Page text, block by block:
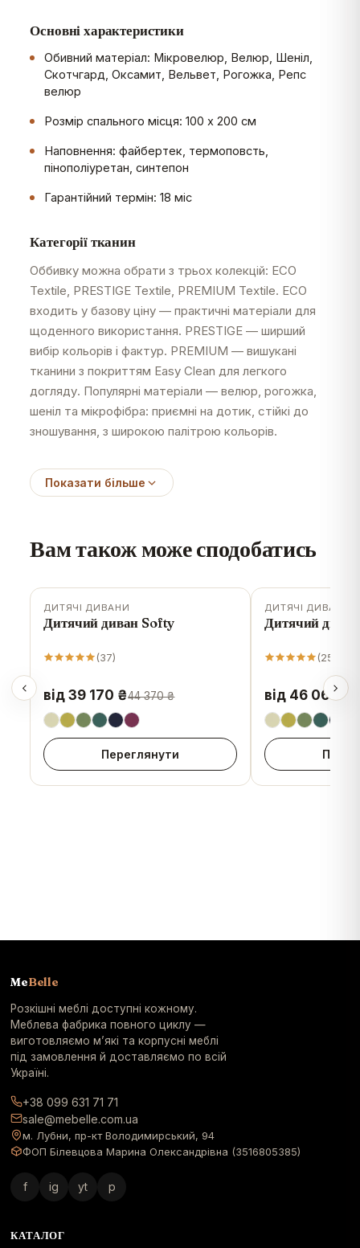
Основні характеристики
Обивний матеріал: Мікровелюр, Велюр, Шеніл,
Скотчгард, Оксамит, Вельвет, Рогожка, Репс
велюр
Розмір спального місця: 100 х 200 см
Наповнення: файбертек, термоповсть,
пінополіуретан, синтепон
Гарантійний термін: 18 міс
Категорії тканин
Оббивку можна обрати з трьох колекцій: ECO
Textile, PRESTIGE Textile, PREMIUM Textile. ECO
входить у базову ціну — практичні матеріали для
щоденного використання. PRESTIGE — ширший
вибір кольорів і фактур. PREMIUM — вишукані
тканини з покриттям Easy Clean для легкого
догляду. Популярні матеріали — велюр, рогожка,
шеніл та мікрофібра: приємні на дотик, стійкі до
зношування, з широкою палітрою кольорів.
Показати більше
Вам також може сподобатись
-12%
ДИТЯЧІ ДИВАНИ
Дитячий диван Softy
(37)
від 39 170 ₴44 370 ₴
Переглянути
-10%
ДИТЯЧІ ДИВАНИ
Дитячий
(25
від 46 060 ₴
MeBelle
Розкішні меблі доступні кожному.
Меблева фабрика повного циклу —
виготовляємо м’які та корпусні меблі
під замовлення й доставляємо по всій
Україні.
+38 099 631 71 71
sale@mebelle.com.ua
м. Лубни, пр-кт Володимирський, 94
ФОП Білевцова Марина Олександрівна (3516805385)
f ig yt p
КАТАЛОГ